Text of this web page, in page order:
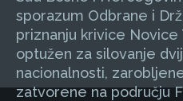
sporazum Odbrane i
priznanju krivice Novice
optužen za silovanje
nacionalnosti,
zatvorene na području